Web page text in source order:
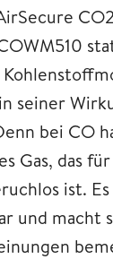
seiner
bei CO
Gas, das
ist.
und macht